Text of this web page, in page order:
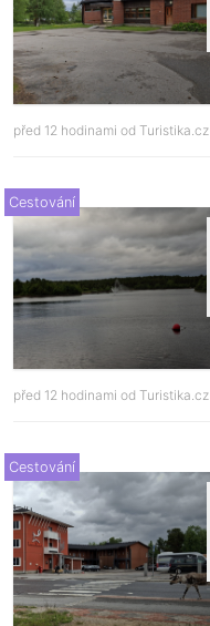
před 12 hodinami od Turistika.cz
Cestování
před 12 hodinami od Turistika.cz
Cestování